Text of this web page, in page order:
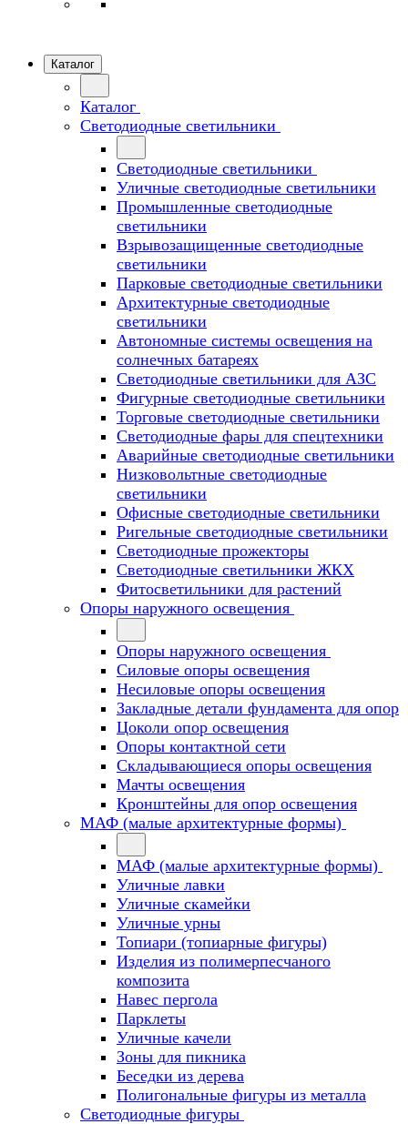
Каталог
Каталог
Светодиодные светильники
Светодиодные светильники
Уличные светодиодные светильники
Промышленные светодиодные
светильники
Взрывозащищенные светодиодные
светильники
Парковые светодиодные светильники
Архитектурные светодиодные
светильники
Автономные системы освещения на
солнечных батареях
Светодиодные светильники для АЗС
Фигурные светодиодные светильники
Торговые светодиодные светильники
Cветодиодные фары для спецтехники
Аварийные светодиодные светильники
Низковольтные светодиодные
светильники
Офисные светодиодные светильники
Ригельные светодиодные светильники
Светодиодные прожекторы
Светодиодные светильники ЖКХ
Фитосветильники для растений
Опоры наружного освещения
Опоры наружного освещения
Силовые опоры освещения
Несиловые опоры освещения
Закладные детали фундамента для опор
Цоколи опор освещения
Опоры контактной сети
Cкладывающиеся опоры освещения
Мачты освещения
Кронштейны для опор освещения
МАФ (малые архитектурные формы)
МАФ (малые архитектурные формы)
Уличные лавки
Уличные скамейки
Уличные урны
Топиари (топиарные фигуры)
Изделия из полимерпесчаного
композита
Навес пергола
Парклеты
Уличные качели
Зоны для пикника
Беседки из дерева
Полигональные фигуры из металла
Светодиодные фигуры